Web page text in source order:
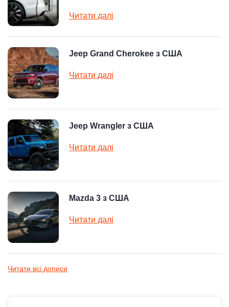
Читати далі
Jeep Grand Cherokee з США
Читати далі
Jeep Wrangler з США
Читати далі
Mazda 3 з США
Читати далі
Читати всі дописи